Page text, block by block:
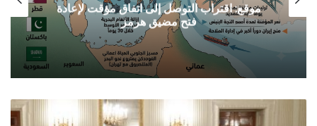
موقع: اقتراب التوصل إلى اتفاق مؤقت لإعادة
فتح مضيق هرمز